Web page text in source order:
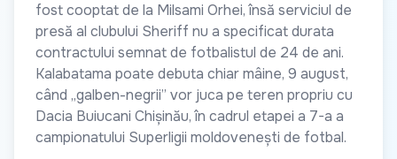
fost cooptat de la Milsami Orhei, însă serviciul de
presă al clubului Sheriff nu a specificat durata
contractului semnat de fotbalistul de 24 de ani.
Kalabatama poate debuta chiar mâine, 9 august,
când „galben-negrii” vor juca pe teren propriu cu
Dacia Buiucani Chișinău, în cadrul etapei a 7-a a
campionatului Superligii moldovenești de fotbal.